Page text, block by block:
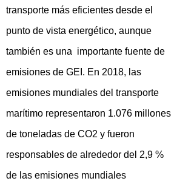
transporte más eficientes desde el
punto de vista energético, aunque
también es una importante fuente de
emisiones de GEI. En 2018, las
emisiones mundiales del transporte
marítimo representaron 1.076 millones
de toneladas de CO2 y fueron
responsables de alrededor del 2,9 %
de las emisiones mundiales